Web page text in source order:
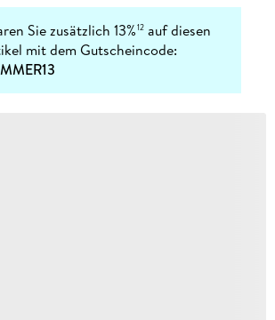
Sie zusätzlich 13%12 auf diesen
mit dem Gutscheincode: